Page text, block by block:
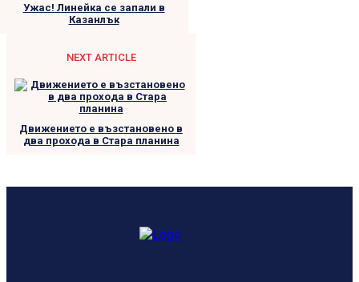
Ужас! Линейка се запали в
Казанлък
NEXT ARTICLE
Движението е възстановено в
два прохода в Стара планина